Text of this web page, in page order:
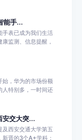
能手...
手表已成为我们生活
监测、信息提醒，
始，华为的市场份额
人特别多，一时间还
安交大突...
及西安交通大学第五
晋的3个A+学科：